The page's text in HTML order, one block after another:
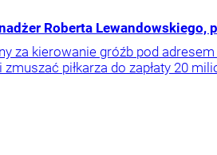
Roberta Lewandowskiego,
za kierowanie gróźb pod
piłkarza do zapłaty 20